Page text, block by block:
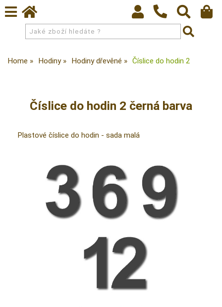
Home Hodiny Hodiny dřevěné Číslice do hodin 2
Číslice do hodin 2 černá barva
Plastové číslice do hodin - sada malá